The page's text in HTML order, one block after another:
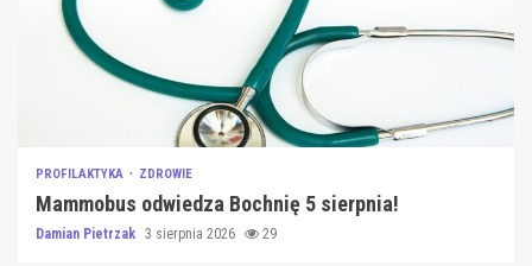
PROFILAKTYKA ZDROWIE
Mammobus odwiedza Bochnię 5 sierpnia!
Damian Pietrzak 3 sierpnia 2026 29